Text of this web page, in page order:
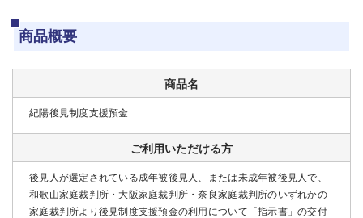
商品概要
商品名
紀陽後見制度支援預金
ご利用いただける方
後見人が選定されている成年被後見人、または未成年被後見人で、
和歌山家庭裁判所・大阪家庭裁判所・奈良家庭裁判所のいずれかの
家庭裁判所より後見制度支援預金の利用について「指示書」の交付